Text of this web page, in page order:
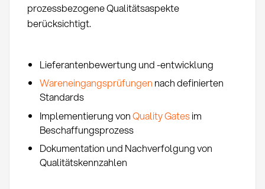
prozessbezogene Qualitätsaspekte
berücksichtigt.
Lieferantenbewertung und -entwicklung
Wareneingangsprüfungen nach definierten
Standards
Implementierung vonQuality Gatesim
Beschaffungsprozess
Dokumentation und Nachverfolgung von
Qualitätskennzahlen